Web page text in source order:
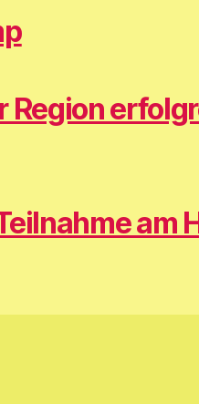
Region
am